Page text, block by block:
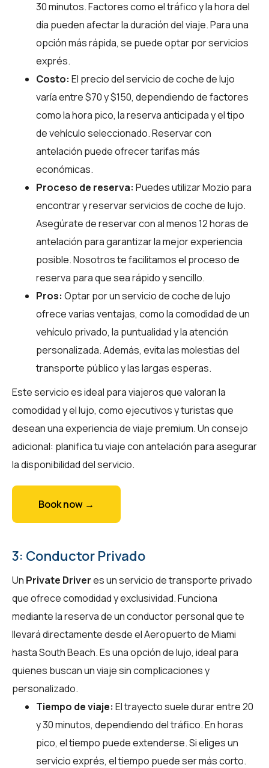
30 minutos. Factores como el tráfico y la hora del
día pueden afectar la duración del viaje. Para una
opción más rápida, se puede optar por servicios
exprés.
Costo: El precio del servicio de coche de lujo
varía entre $70 y $150, dependiendo de factores
como la hora pico, la reserva anticipada y el tipo
de vehículo seleccionado. Reservar con
antelación puede ofrecer tarifas más
económicas.
Proceso de reserva: Puedes utilizarMozio para
encontrar y reservar servicios de coche de lujo.
Asegúrate de reservar con al menos 12 horas de
antelación para garantizar la mejor experiencia
posible. Nosotros te facilitamos el proceso de
reserva para que sea rápido y sencillo.
Pros: Optar por un servicio de coche de lujo
ofrece varias ventajas, como la comodidad de un
vehículo privado, la puntualidad y la atención
personalizada. Además, evita las molestias del
transporte público y las largas esperas.
Este servicio es ideal para viajeros que valoran la
comodidad y el lujo, como ejecutivos y turistas que
desean una experiencia de viaje premium. Un consejo
adicional: planifica tu viaje con antelación para asegurar
la disponibilidad del servicio.
Book now →
3: Conductor Privado
Un Private Driveres un servicio de transporte privado
que ofrece comodidad y exclusividad. Funciona
mediante la reserva de un conductor personal que te
llevará directamente desde el Aeropuerto de Miami
hasta South Beach. Es una opción de lujo, ideal para
quienes buscan un viaje sin complicaciones y
personalizado.
Tiempo de viaje: El trayecto suele durar entre 20
y 30 minutos, dependiendo del tráfico. En horas
pico, el tiempo puede extenderse. Si eliges un
servicio exprés, el tiempo puede ser más corto.